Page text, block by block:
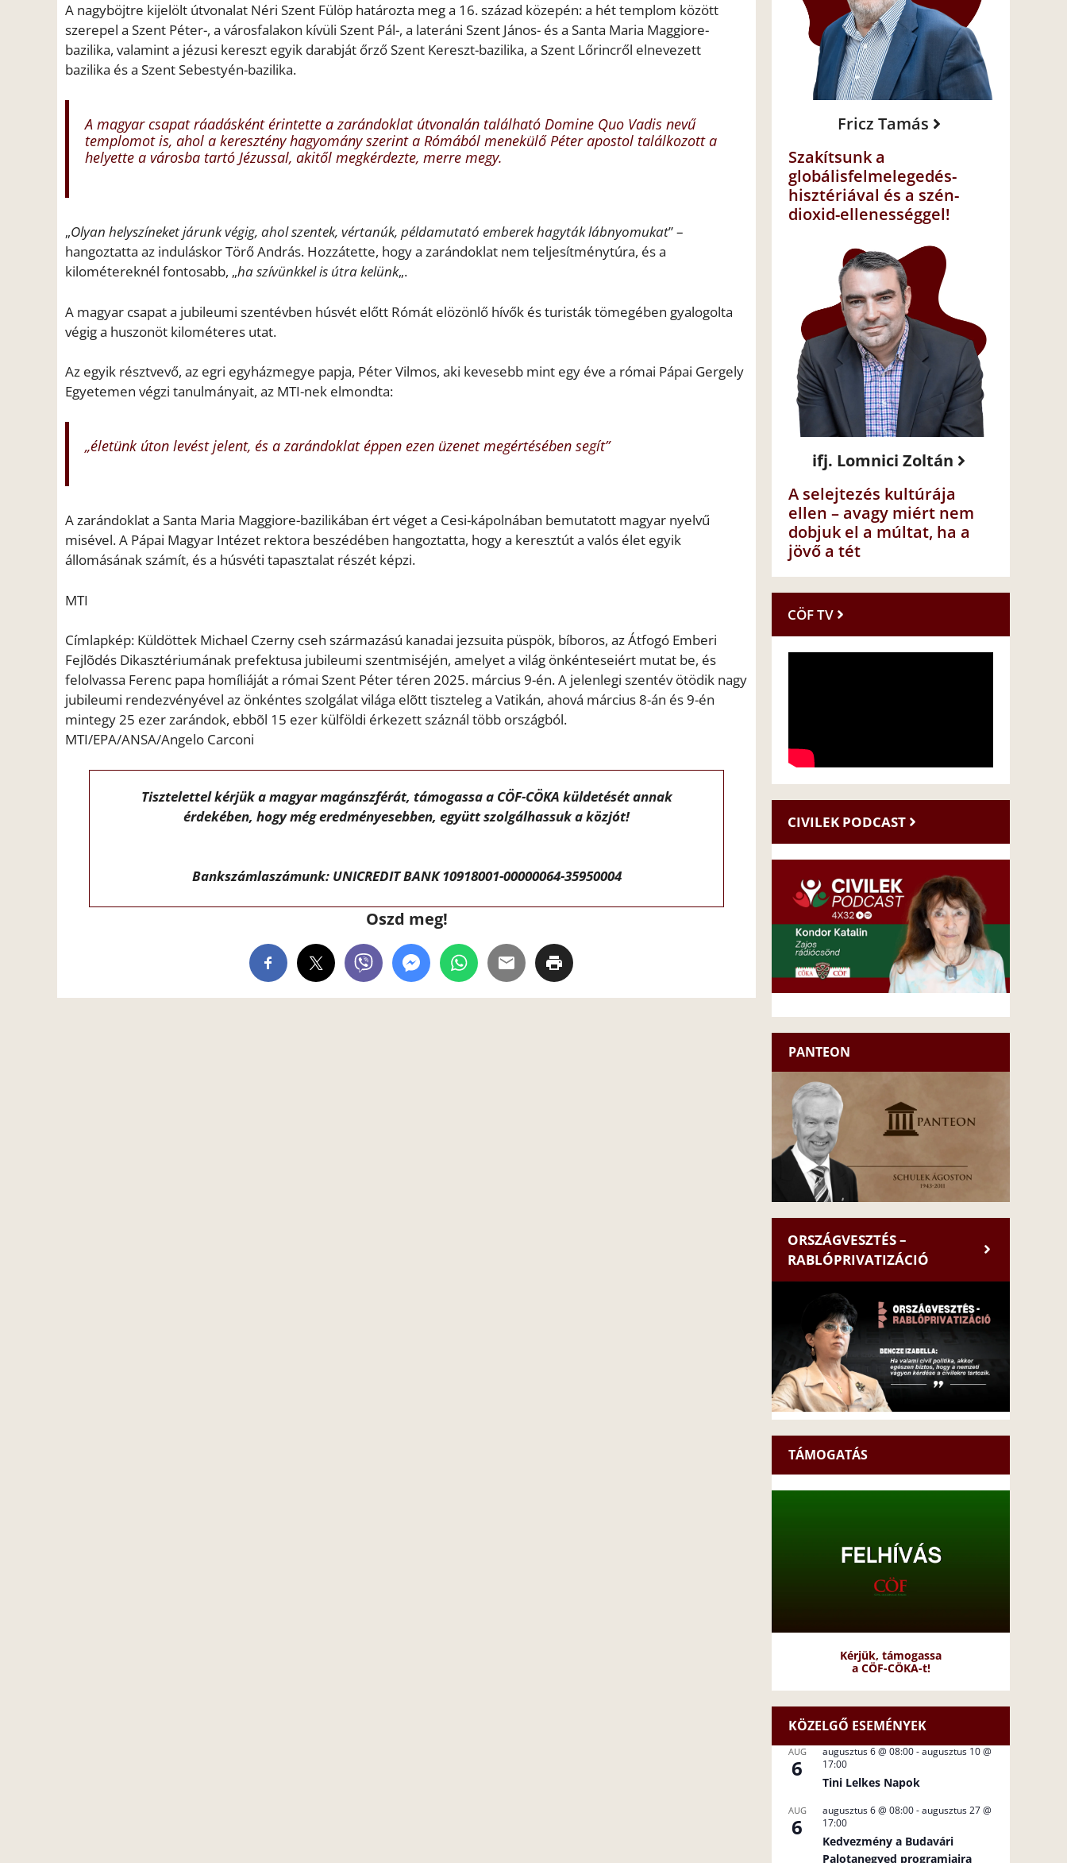
A nagyböjtre kijelölt útvonalat Néri Szent Fülöp határozta meg a 16. század közepén: a hét templom között
szerepel a Szent Péter-, a városfalakon kívüli Szent Pál-, a lateráni Szent János- és a Santa Maria Maggiore-
bazilika, valamint a jézusi kereszt egyik darabját őrző Szent Kereszt-bazilika, a Szent Lőrincről elnevezett
bazilika és a Szent Sebestyén-bazilika.
A magyar csapat ráadásként érintette a zarándoklat útvonalán található Domine Quo Vadis nevű
templomot is, ahol a keresztény hagyomány szerint a Rómából menekülő Péter apostol találkozott a
helyette a városba tartó Jézussal, akitől megkérdezte, merre megy.
„Olyan helyszíneket járunk végig, ahol szentek, vértanúk, példamutató emberek hagyták lábnyomukat” –
hangoztatta az induláskor Törő András. Hozzátette, hogy a zarándoklat nem teljesítménytúra, és a
kilométereknél fontosabb, „ha szívünkkel is útra kelünk„.
A magyar csapat a jubileumi szentévben húsvét előtt Rómát elözönlő hívők és turisták tömegében gyalogolta
végig a huszonöt kilométeres utat.
Az egyik résztvevő, az egri egyházmegye papja, Péter Vilmos, aki kevesebb mint egy éve a római Pápai Gergely
Egyetemen végzi tanulmányait, az MTI-nek elmondta:
„életünk úton levést jelent, és a zarándoklat éppen ezen üzenet megértésében segít”
A zarándoklat a Santa Maria Maggiore-bazilikában ért véget a Cesi-kápolnában bemutatott magyar nyelvű
misével. A Pápai Magyar Intézet rektora beszédében hangoztatta, hogy a keresztút a valós élet egyik
állomásának számít, és a húsvéti tapasztalat részét képzi.
MTI
Címlapkép: Küldöttek Michael Czerny cseh származású kanadai jezsuita püspök, bíboros, az Átfogó Emberi
Fejlõdés Dikasztériumának prefektusa jubileumi szentmiséjén, amelyet a világ önkénteseiért mutat be, és
felolvassa Ferenc papa homíliáját a római Szent Péter téren 2025. március 9-én. A jelenlegi szentév ötödik nagy
jubileumi rendezvényével az önkéntes szolgálat világa elõtt tiszteleg a Vatikán, ahová március 8-án és 9-én
mintegy 25 ezer zarándok, ebbõl 15 ezer külföldi érkezett száznál több országból.
MTI/EPA/ANSA/Angelo Carconi
Tisztelettel kérjük a magyar magánszférát, támogassa a CÖF-CÖKA küldetését annak
érdekében, hogy még eredményesebben, együtt szolgálhassuk a közjót!
Bankszámlaszámunk: UNICREDIT BANK 10918001-00000064-35950004
Oszd meg!
Fricz Tamás
Szakítsunk a
globálisfelmelegedés-
hisztériával és a szén-
dioxid-ellenességgel!
ifj. Lomnici Zoltán
A selejtezés kultúrája
ellen – avagy miért nem
dobjuk el a múltat, ha a
jövő a tét
CÖF TV
CIVILEK PODCAST
PANTEON
ORSZÁGVESZTÉS –
RABLÓPRIVATIZÁCIÓ
TÁMOGATÁS
Kérjük, támogassa
a CÖF-CÖKA-t!
KÖZELGŐ ESEMÉNYEK
AUG
6
augusztus 6 @ 08:00-augusztus 10 @
17:00
Tini Lelkes Napok
AUG
6
augusztus 6 @ 08:00-augusztus 27 @
17:00
Kedvezmény a Budavári
Palotanegyed programjaira